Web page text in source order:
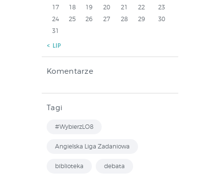
17
18 19 20 21 22
23
24
25 26 27 28 29
30
31
« LIP
Komentarze
Tagi
#WybierzLO8
Angielska Liga Zadaniowa
biblioteka debata